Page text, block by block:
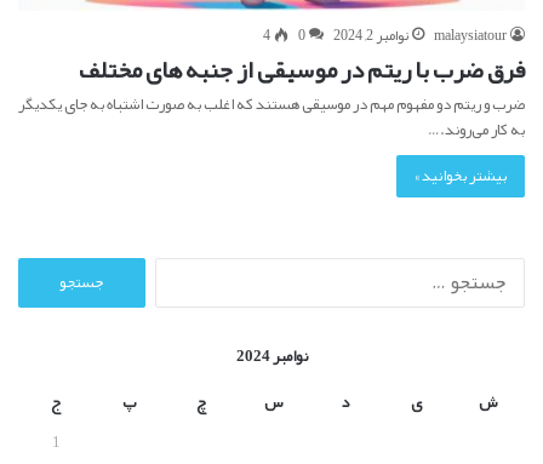
malaysiatour
نوامبر 2, 2024 0
4
فرق ضرب با ریتم در موسیقی از جنبه های مختلف
ضرب و ریتم دو مفهوم مهم در موسیقی هستند که اغلب به صورت اشتباه به جای یکدیگر
به کار می‌روند.…
بیشتر بخوانید »
نوامبر 2024
ش
ی د س چ پ
ج
1